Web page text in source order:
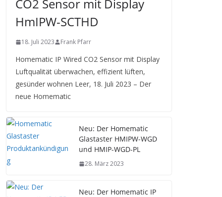
CO2 Sensor mit Display
HmIPW-SCTHD
18. Juli 2023 Frank Pfarr
Homematic IP Wired CO2 Sensor mit Display
Luftqualität überwachen, effizient lüften,
gesünder wohnen Leer, 18. Juli 2023 – Der
neue Homematic
Neu: Der Homematic
Glastaster HMIPW-WGD
und HMIP-WGD-PL
28. März 2023
Neu: Der Homematic IP